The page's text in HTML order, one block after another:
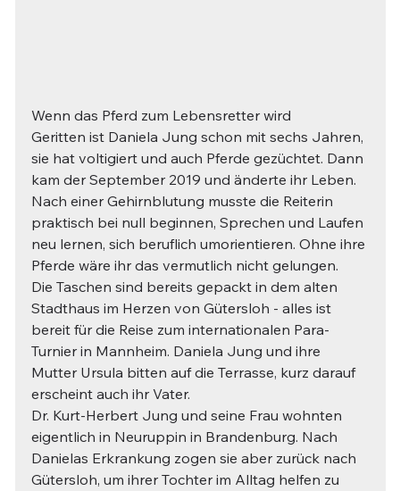
Wenn das Pferd zum Lebensretter wird
Geritten ist Daniela Jung schon mit sechs Jahren,
sie hat voltigiert und auch Pferde gezüchtet. Dann
kam der September 2019 und änderte ihr Leben.
Nach einer Gehirnblutung musste die Reiterin
praktisch bei null beginnen, Sprechen und Laufen
neu lernen, sich beruflich umorientieren. Ohne ihre
Pferde wäre ihr das vermutlich nicht gelungen.
Die Taschen sind bereits gepackt in dem alten
Stadthaus im Herzen von Gütersloh - alles ist
bereit für die Reise zum internationalen Para-
Turnier in Mannheim. Daniela Jung und ihre
Mutter Ursula bitten auf die Terrasse, kurz darauf
erscheint auch ihr Vater.
Dr. Kurt-Herbert Jung und seine Frau wohnten
eigentlich in Neuruppin in Brandenburg. Nach
Danielas Erkrankung zogen sie aber zurück nach
Gütersloh, um ihrer Tochter im Alltag helfen zu